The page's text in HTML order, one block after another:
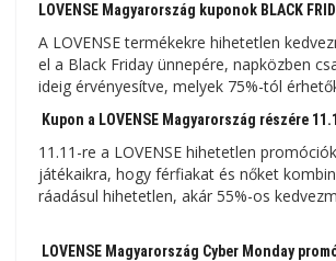
LOVENSE Magyarország kuponok BLACK
A LOVENSE termékekre hihetetlen
el a Black Friday ünnepére, napközben
ideig érvényesítve, melyek 75%-tól
Kupon a LOVENSE Magyarország részére
11.11-re a LOVENSE hihetetlen
játékaikra, hogy férfiakat és nőket
ráadásul hihetetlen, akár 55%-os
LOVENSE Magyarország Cyber ​​​​Monday